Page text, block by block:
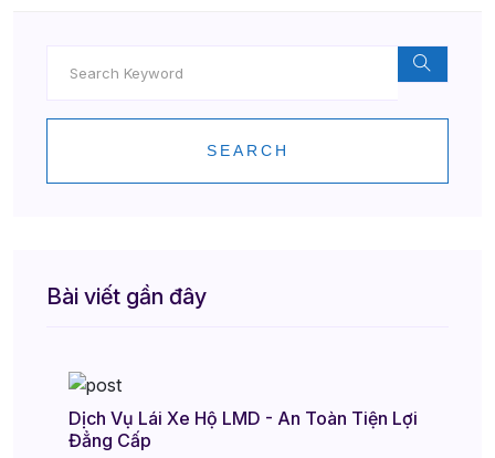
SEARCH
Bài viết gần đây
Dịch Vụ Lái Xe Hộ LMD - An Toàn Tiện Lợi
Đẳng Cấp